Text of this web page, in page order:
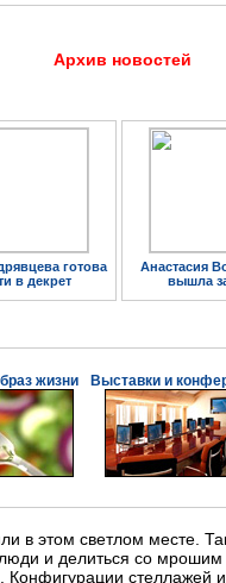
Архив новостей
готова
в декрет
Анастасия
вышла
жизни Выставки и
в этом светлом месте.
и делиться со
стеллажей